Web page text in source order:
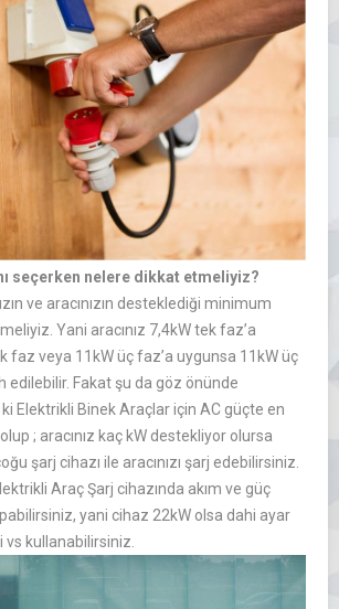
seçerken nelere dikkat etmeliyiz?
ve aracınızın desteklediği minimum
Yani aracınız 7,4kW tek faz’a
faz veya 11kW üç faz’a uygunsa 11kW üç
edilebilir. Fakat şu da göz önünde
ki Elektrikli Binek Araçlar için AC güçte en
; aracınız kaç kW destekliyor olursa
şarj cihazı ile aracınızı şarj edebilirsiniz.
Araç Şarj cihazında akım ve güç
yani cihaz 22kW olsa dahi ayar
vs kullanabilirsiniz.